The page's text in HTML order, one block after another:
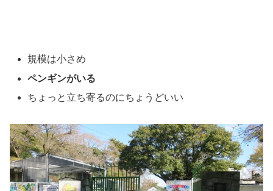
規模は小さめ
ペンギンがいる
ちょっと立ち寄るのにちょうどいい